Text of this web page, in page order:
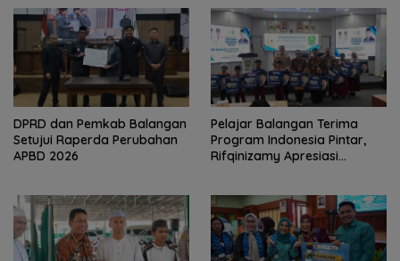
DPRD dan Pemkab Balangan
Setujui Raperda Perubahan
APBD 2026
Pelajar Balangan Terima
Program Indonesia Pintar,
Rifqinizamy Apresiasi